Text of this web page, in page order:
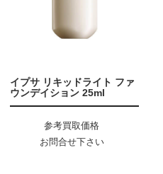
イプサ リキッドライト ファ
ウンデイション 25ml
参考買取価格
お問合せ下さい